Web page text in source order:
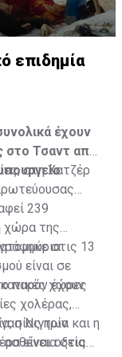
επιδημία
έχουν
στο Τσαντ από
στη Χατζέρ
239
χώρα της
είναι σε
παρόν έχουν
στις 13
χώρες
χολέρας,
η Νιγηρία και η
είναι οξεία
των
στις